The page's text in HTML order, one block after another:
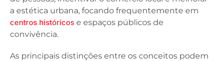
a estética urbana, focando frequentemente em
centros históricos e espaços públicos de
convivência.
As principais distinções entre os conceitos podem